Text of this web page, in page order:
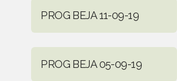
PROG BEJA 11-09-19
PROG BEJA 05-09-19